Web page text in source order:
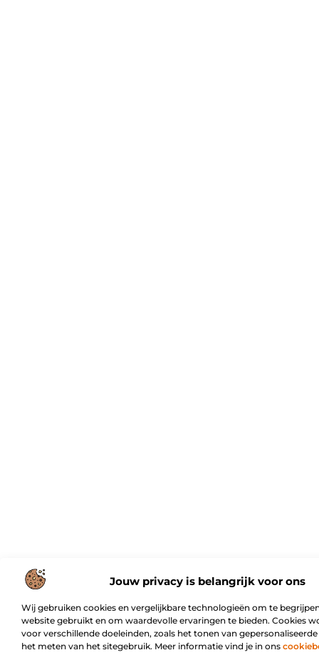
Jouw privacy is belangrijk voor ons
Wij gebruiken cookies en vergelijkbare technologieën om te
website gebruikt en om waardevolle ervaringen te bieden. Cookies
voor verschillende doeleinden, zoals het tonen van
het meten van het sitegebruik. Meer informatie vind je in ons